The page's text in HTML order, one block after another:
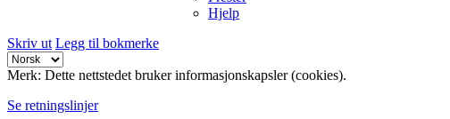
Hjelp
Skriv ut Legg til bokmerke
Merk: Dette nettstedet bruker informasjonskapsler (cookies).
Se retningslinjer